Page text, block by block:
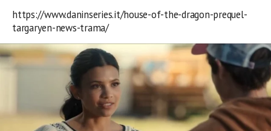
https://www.daninseries.it/house-of-the-dragon-prequel-
targaryen-news-trama/